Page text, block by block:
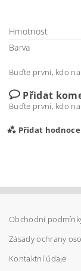
Hmotnost
Barva
Buďte první, kdo
Přidat
Buďte první, kdo
Přidat
Obchodní
Zásady ochrany
Kontaktní údaje